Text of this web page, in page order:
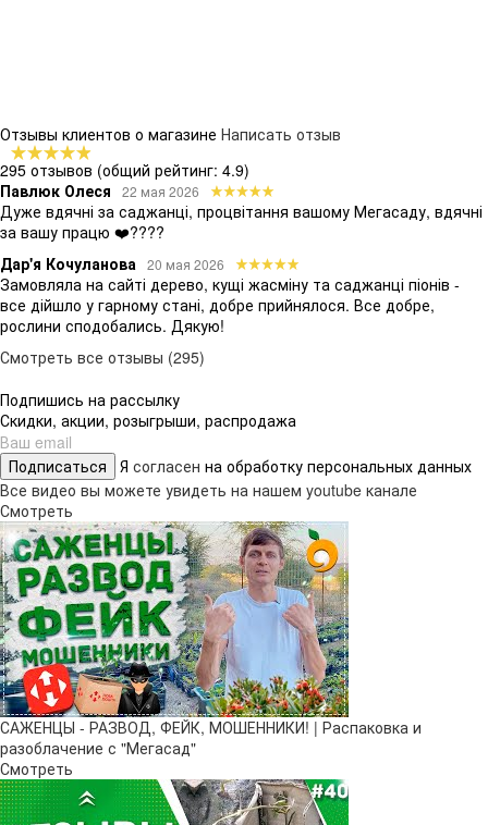
Отзывы клиентов о магазине Написать отзыв
295 отзывов (общий рейтинг: 4.9)
Павлюк Олеся
22 мая 2026
Дуже вдячні за саджанці, процвітання вашому Мегасаду, вдячні
за вашу працю ❤️????
Дар'я Кочуланова
20 мая 2026
Замовляла на сайті дерево, кущі жасміну та саджанці піонів -
все дійшло у гарному стані, добре прийнялося. Все добре,
рослини сподобались. Дякую!
Смотреть все отзывы (295)
Подпишись на рассылку
Скидки, акции, розыгрыши, распродажа
Подписаться Я согласен на обработку персональных данных
Все видео вы можете увидеть на нашем youtube канале
Смотреть
САЖЕНЦЫ - РАЗВОД, ФЕЙК, МОШЕННИКИ! | Распаковка и
разоблачение с "Мегасад"
Смотреть